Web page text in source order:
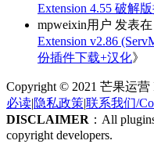
Extension 4.55 破解
mpweixin用户 发表
Extension v2.86
份插件下载+汉化》
Copyright © 2021 芒果运营
必读|隐私政策|联系我们/
DISCLAIMER ：All
copyright developers.